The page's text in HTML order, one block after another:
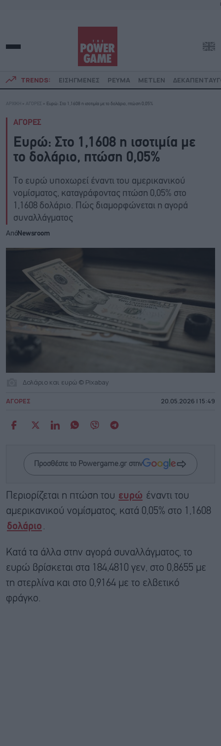
TRENDS: ΕΙΣΗΓΜΕΝΕΣ ΡΕΥΜΑ METLEN
ΑΡΧΙΚΗ » ΑΓΟΡΕΣ » Ευρώ: Στο 1,1608 η ισοτιμία με το δολάριο, πτώση 0,05%
ΑΓΟΡΕΣ
Ευρώ: Στο 1,1608 η ισοτιμία με
το δολάριο, πτώση 0,05%
Το ευρώ υποχωρεί έναντι του αμερικανικού
νομίσματος, καταγράφοντας πτώση 0,05% στο
1,1608 δολάριο. Πώς διαμορφώνεται η αγορά
συναλλάγματος
ΑπόNewsroom
Δολάριο και ευρώ © Pixabay
ΑΓΟΡΕΣ 20.05.2026 | 15:49
Προσθέστε το Powergame.gr στην
Περιορίζεται η πτώση του ευρώ έναντι του
αμερικανικού νομίσματος, κατά 0,05% στο 1,1608
δολάριο .
Κατά τα άλλα στην αγορά συναλλάγματος, το
ευρώ βρίσκεται στα 184,4810 γεν, στο 0,8655 με
τη στερλίνα και στο 0,9164 με το ελβετικό
φράγκο.